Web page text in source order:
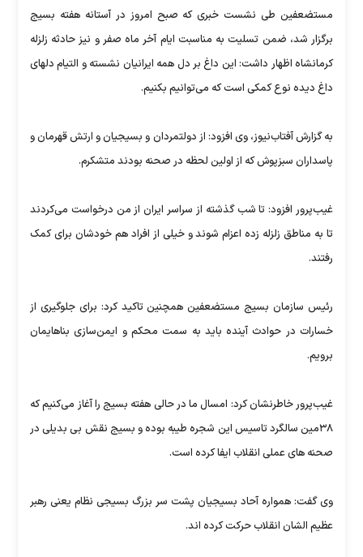
مستضعفین طی نشست خبری که صبح امروز در آستانه هفته بسیج
برگزار شد، ضمن تسلیت به مناسبت ایام آخر ماه صفر و نیز حادثه زلزله
کرمانشاه اظهار داشت: این داغ بر دل همه ایرانیان نشسته و التیام دلهای
داغ دیده نوع کمکی است که می‌توانیم بکنیم.
به گزارش آفتاب‌نیوز، وی افزود: از دولتمردان و بسیجیان و ارتش قهرمان و
پاسداران سبزپوش که از اولین لحظه در صحنه بودند متشکرم.
غیب‌پرور افزود: تا شب گذشته از سراسر ایران از من درخواست می‌کردند
تا به مناطق زلزله زده اعزام شوند و خیلی از افراد هم خودشان برای کمک
رفتند.
رئیس سازمان بسیج مستضعفین همچنین تاکید کرد: برای جلوگیری از
خسارات در حوادث آینده باید به سمت محکم و ایمن‌سازی بناهایمان
برویم.
غیب‌پرور خاطرنشان کرد: امسال ما در حالی هفته بسیج را آغاز می‌کنیم که
۳۸مین سالگرد تاسیس این شجره طیبه بوده و بسیج نقش بی بدیلی در
صحنه های عملی انقلاب ایفا کرده است.
وی گفت: همواره آحاد بسیجیان پشت سر بزرگ بسیجی نظام یعنی رهبر
عظیم الشان انقلاب حرکت کرده اند.